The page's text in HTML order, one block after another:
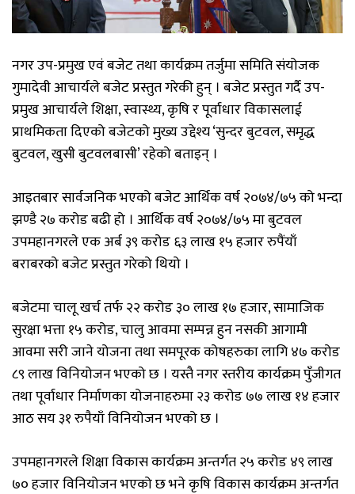
नगर उप-प्रमुख एवं बजेट तथा कार्यक्रम तर्जुमा समिति संयोजक
गुमादेवी आचार्यले बजेट प्रस्तुत गरेकी हुन् । बजेट प्रस्तुत गर्दै उप-
प्रमुख आचार्यले शिक्षा, स्वास्थ्य, कृषि र पूर्वाधार विकासलाई
प्राथमिकता दिएको बजेटको मुख्य उद्देश्य ‘सुन्दर बुटवल, समृद्ध
बुटवल, खुसी बुटवलबासी’ रहेको बताइन् ।
आइतबार सार्वजनिक भएको बजेट आर्थिक वर्ष २०७४/७५ को भन्दा
झण्डै २७ करोड बढी हो । आर्थिक वर्ष २०७४/७५ मा बुटवल
उपमहानगरले एक अर्ब ३९ करोड ६३ लाख १५ हजार रुपैंयाँ
बराबरको बजेट प्रस्तुत गरेको थियो ।
बजेटमा चालू खर्च तर्फ २२ करोड ३० लाख १७ हजार, सामाजिक
सुरक्षा भत्ता १५ करोड, चालु आवमा सम्पन्न हुन नसकी आगामी
आवमा सरी जाने योजना तथा समपूरक कोषहरुका लागि ४७ करोड
८९ लाख विनियोजन भएको छ । यस्तै नगर स्तरीय कार्यक्रम पुँजीगत
तथा पूर्वाधार निर्माणका योजनाहरुमा २३ करोड ७७ लाख १४ हजार
आठ सय ३१ रुपैयाँ विनियोजन भएको छ ।
उपमहानगरले शिक्षा विकास कार्यक्रम अन्तर्गत २५ करोड ४९ लाख
७० हजार विनियोजन भएको छ भने कृषि विकास कार्यक्रम अन्तर्गत